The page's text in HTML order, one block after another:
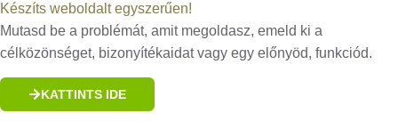
Készíts weboldalt egyszerűen!
Mutasd be a problémát, amit megoldasz, emeld ki a
célközönséget, bizonyítékaidat vagy egy előnyöd, funkciód.
KATTINTS IDE